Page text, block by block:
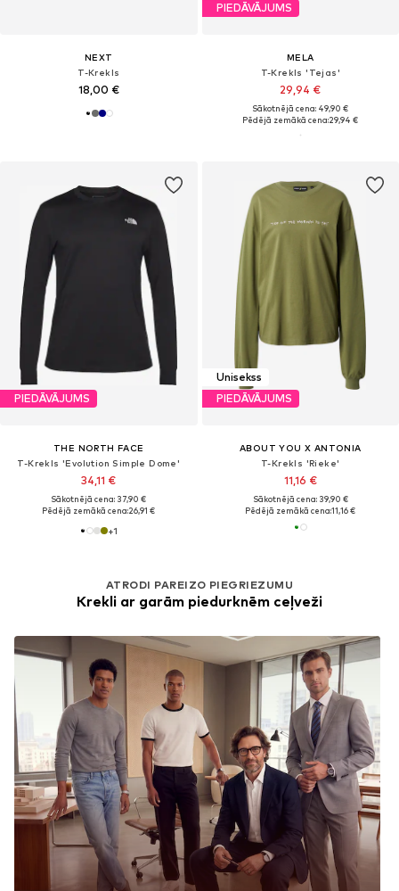
NEXT
T-Krekls
18,00 €
PIEDĀVĀJUMS
MELA
T-Krekls 'Tejas'
29,94 €
Sākotnējā cena: 49,90 €
Pēdējā zemākā cena:29,94 €
PIEDĀVĀJUMS
THE NORTH FACE
T-Krekls 'Evolution Simple Dome'
34,11 €
Sākotnējā cena: 37,90 €
Pēdējā zemākā cena:26,91 €
+1
Unisekss
PIEDĀVĀJUMS
ABOUT YOU X ANTONIA
T-Krekls 'Rieke'
11,16 €
Sākotnējā cena: 39,90 €
Pēdējā zemākā cena:11,16 €
ATRODI PAREIZO PIEGRIEZUMU
Krekli ar garām piedurknēm ceļveži